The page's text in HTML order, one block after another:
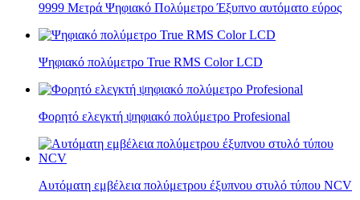
9999 Μετρά Ψηφιακό Πολύμετρο Έξυπνο αυτόματο εύρος
Ψηφιακό πολύμετρο True RMS Color LCD
Φορητό ελεγκτή ψηφιακό πολύμετρο Profesional
Αυτόματη εμβέλεια πολύμετρου έξυπνου στυλό τύπου NCV